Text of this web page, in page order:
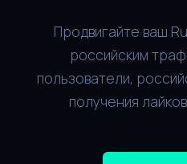
Продвигайте ваш
российским
пользователи,
получения